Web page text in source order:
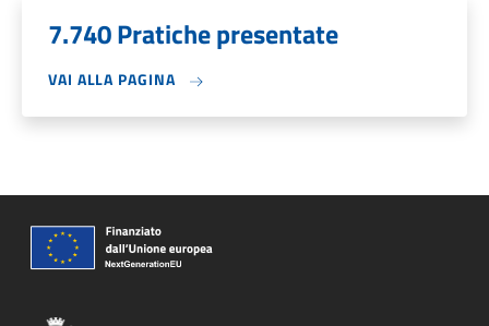
7.740 Pratiche presentate
VAI ALLA PAGINA